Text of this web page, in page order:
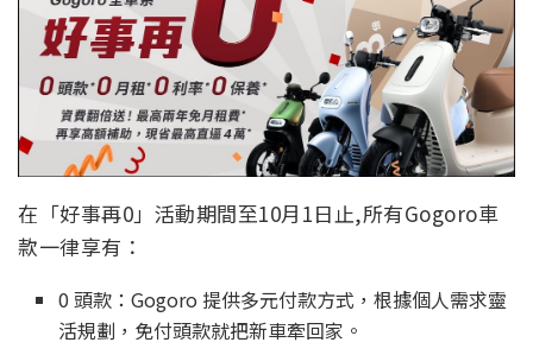
在「好事再0」活動期間至10月1日止,所有Gogoro車
款一律享有：
0 頭款：Gogoro 提供多元付款方式，根據個人需求靈
活規劃，免付頭款就把新車牽回家。